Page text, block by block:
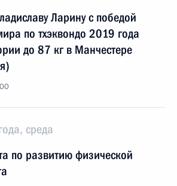
Ларину с победой
по тхэквондо 2019 года
до 87 кг в Манчестере
среда
по развитию физической